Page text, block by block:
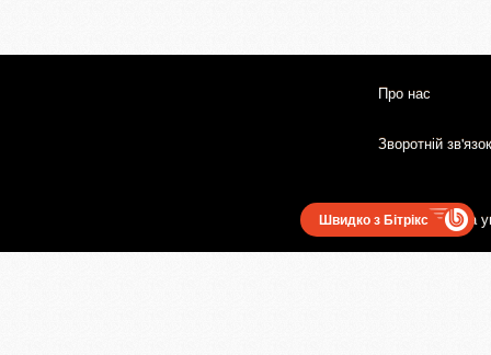
Про нас
Зворотній зв'язок
Користувацька
Швидко з Бітрікс